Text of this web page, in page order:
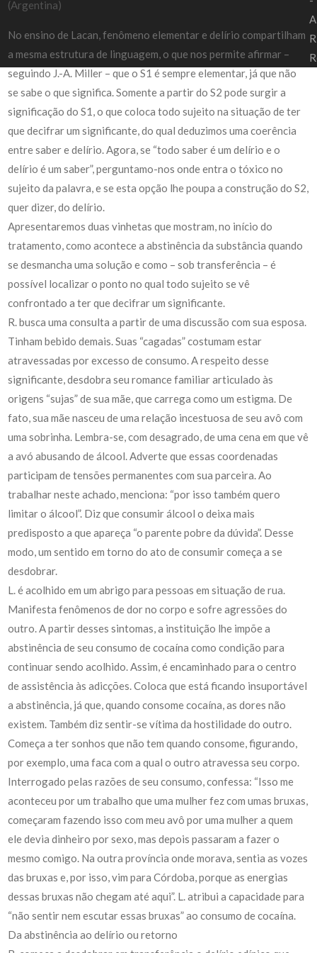
(Argentina)
No ensino de Lacan, fenômeno elementar e delírio compartilham
a mesma estrutura de linguagem, o que nos permite afirmar –
seguindo J.-A. Miller – que o S1 é sempre elementar, já que não
se sabe o que significa. Somente a partir do S2 pode surgir a
significação do S1, o que coloca todo sujeito na situação de ter
que decifrar um significante, do qual deduzimos uma coerência
entre saber e delírio. Agora, se “todo saber é um delírio e o
delírio é um saber”, perguntamo-nos onde entra o tóxico no
sujeito da palavra, e se esta opção lhe poupa a construção do S2,
quer dizer, do delírio.
Apresentaremos duas vinhetas que mostram, no início do
tratamento, como acontece a abstinência da substância quando
se desmancha uma solução e como – sob transferência – é
possível localizar o ponto no qual todo sujeito se vê
confrontado a ter que decifrar um significante.
R. busca uma consulta a partir de uma discussão com sua esposa.
Tinham bebido demais. Suas “cagadas” costumam estar
atravessadas por excesso de consumo. A respeito desse
significante, desdobra seu romance familiar articulado às
origens “sujas” de sua mãe, que carrega como um estigma. De
fato, sua mãe nasceu de uma relação incestuosa de seu avô com
uma sobrinha. Lembra-se, com desagrado, de uma cena em que vê
a avó abusando de álcool. Adverte que essas coordenadas
participam de tensões permanentes com sua parceira. Ao
trabalhar neste achado, menciona: “por isso também quero
limitar o álcool”. Diz que consumir álcool o deixa mais
predisposto a que apareça “o parente pobre da dúvida”. Desse
modo, um sentido em torno do ato de consumir começa a se
desdobrar.
L. é acolhido em um abrigo para pessoas em situação de rua.
Manifesta fenômenos de dor no corpo e sofre agressões do
outro. A partir desses sintomas, a instituição lhe impõe a
abstinência de seu consumo de cocaína como condição para
continuar sendo acolhido. Assim, é encaminhado para o centro
de assistência às adicções. Coloca que está ficando insuportável
a abstinência, já que, quando consome cocaína, as dores não
existem. Também diz sentir-se vítima da hostilidade do outro.
Começa a ter sonhos que não tem quando consome, figurando,
por exemplo, uma faca com a qual o outro atravessa seu corpo.
Interrogado pelas razões de seu consumo, confessa: “Isso me
aconteceu por um trabalho que uma mulher fez com umas bruxas,
começaram fazendo isso com meu avô por uma mulher a quem
ele devia dinheiro por sexo, mas depois passaram a fazer o
mesmo comigo. Na outra província onde morava, sentia as vozes
das bruxas e, por isso, vim para Córdoba, porque as energias
dessas bruxas não chegam até aqui”. L. atribui a capacidade para
“não sentir nem escutar essas bruxas” ao consumo de cocaína.
Da abstinência ao delírio ou retorno